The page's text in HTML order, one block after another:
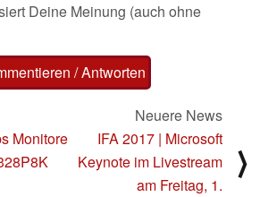
Deine Meinung (auch ohne
/ Antworten
Monitore
Neuere News
IFA 2017 | Microsoft
Keynote im Livestream
am Freitag, 1.
⟩